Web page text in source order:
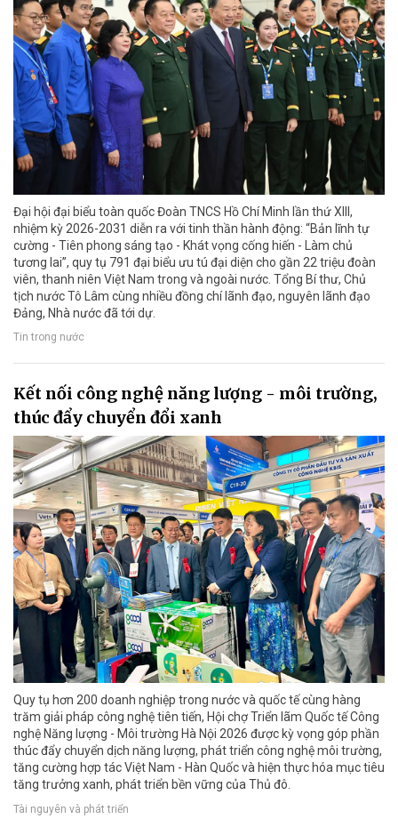
Đại hội đại biểu toàn quốc Đoàn TNCS Hồ Chí Minh lần thứ XIII,
nhiệm kỳ 2026-2031 diễn ra với tinh thần hành động: “Bản lĩnh tự
cường - Tiên phong sáng tạo - Khát vọng cống hiến - Làm chủ
tương lai”, quy tụ 791 đại biểu ưu tú đại diện cho gần 22 triệu đoàn
viên, thanh niên Việt Nam trong và ngoài nước. Tổng Bí thư, Chủ
tịch nước Tô Lâm cùng nhiều đồng chí lãnh đạo, nguyên lãnh đạo
Đảng, Nhà nước đã tới dự.
Tin trong nước
Kết nối công nghệ năng lượng - môi trường,
thúc đẩy chuyển đổi xanh
Quy tụ hơn 200 doanh nghiệp trong nước và quốc tế cùng hàng
trăm giải pháp công nghệ tiên tiến, Hội chợ Triển lãm Quốc tế Công
nghệ Năng lượng - Môi trường Hà Nội 2026 được kỳ vọng góp phần
thúc đẩy chuyển dịch năng lượng, phát triển công nghệ môi trường,
tăng cường hợp tác Việt Nam - Hàn Quốc và hiện thực hóa mục tiêu
tăng trưởng xanh, phát triển bền vững của Thủ đô.
Tài nguyên và phát triển